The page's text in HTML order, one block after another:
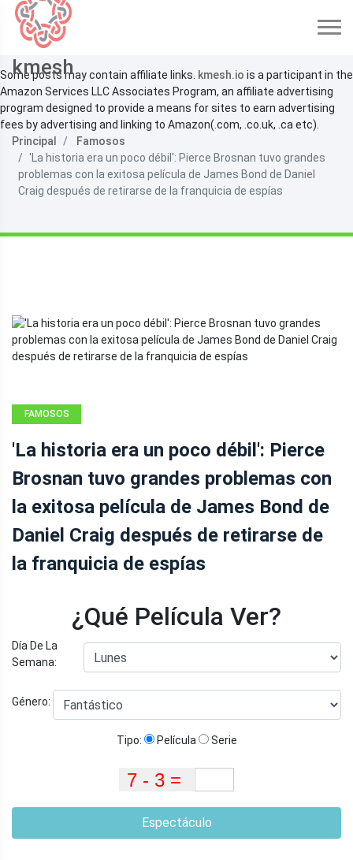
kmesh
Some posts may contain affiliate links. kmesh.io is a participant in the
Amazon Services LLC Associates Program, an affiliate advertising
program designed to provide a means for sites to earn advertising
fees by advertising and linking to Amazon(.com, .co.uk, .ca etc).
Principal
Famosos
'La historia era un poco débil': Pierce Brosnan tuvo grandes
problemas con la exitosa película de James Bond de Daniel
Craig después de retirarse de la franquicia de espías
FAMOSOS
'La historia era un poco débil': Pierce
Brosnan tuvo grandes problemas con
la exitosa película de James Bond de
Daniel Craig después de retirarse de
la franquicia de espías
¿Qué Película Ver?
Día De La
Semana:
Género:
Tipo: Película Serie
Espectáculo